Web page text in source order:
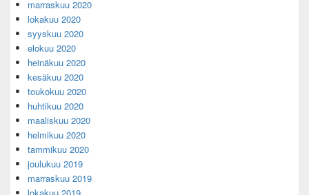
marraskuu 2020
lokakuu 2020
syyskuu 2020
elokuu 2020
heinäkuu 2020
kesäkuu 2020
toukokuu 2020
huhtikuu 2020
maaliskuu 2020
helmikuu 2020
tammikuu 2020
joulukuu 2019
marraskuu 2019